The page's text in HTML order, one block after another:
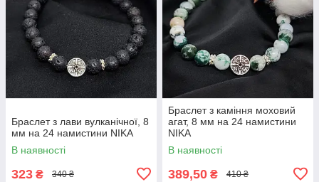
Браслет з лави вулканічної, 8
мм на 24 намистини NIKA
В наявності
323 ₴ 340 ₴
Браслет з каміння моховий
агат, 8 мм на 24 намистини
NIKA
В наявності
389,50 ₴ 410 ₴